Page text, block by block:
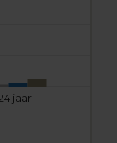
jaar